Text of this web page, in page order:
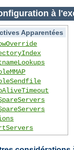
à
Apparentées